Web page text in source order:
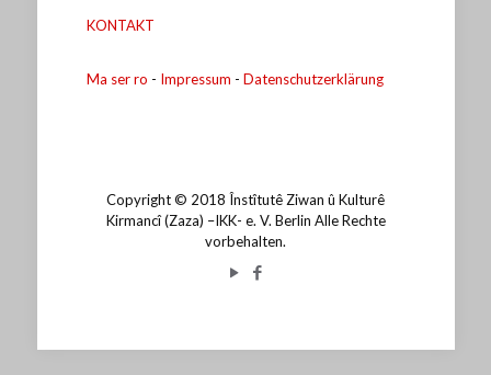
KONTAKT
Ma ser ro - Impressum - Datenschutzerklärung
Copyright © 2018 Înstîtutê Ziwan û Kulturê
Kirmancî (Zaza) –IKK- e. V. Berlin Alle Rechte
vorbehalten.